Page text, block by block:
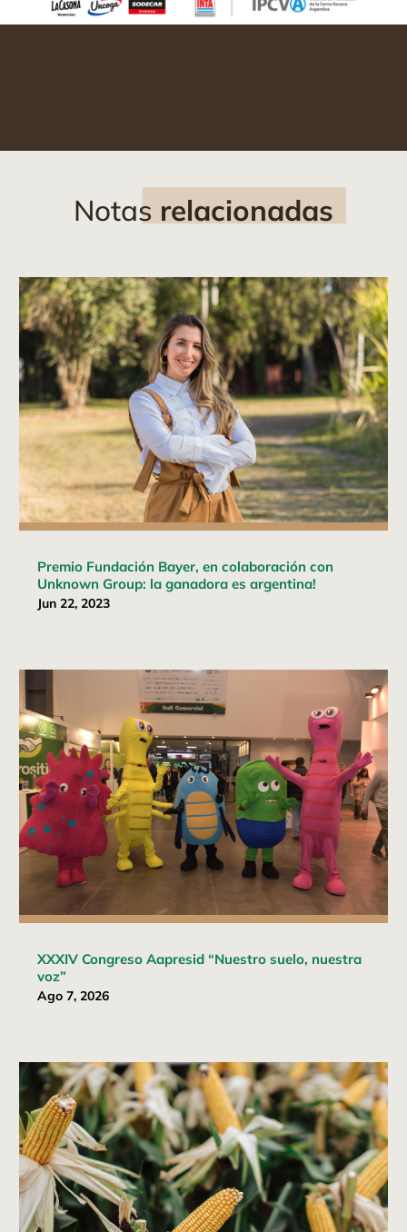
Notas relacionadas
Premio Fundación Bayer, en colaboración con
Unknown Group: la ganadora es argentina!
Jun 22, 2023
XXXIV Congreso Aapresid “Nuestro suelo, nuestra
voz”
Ago 7, 2026